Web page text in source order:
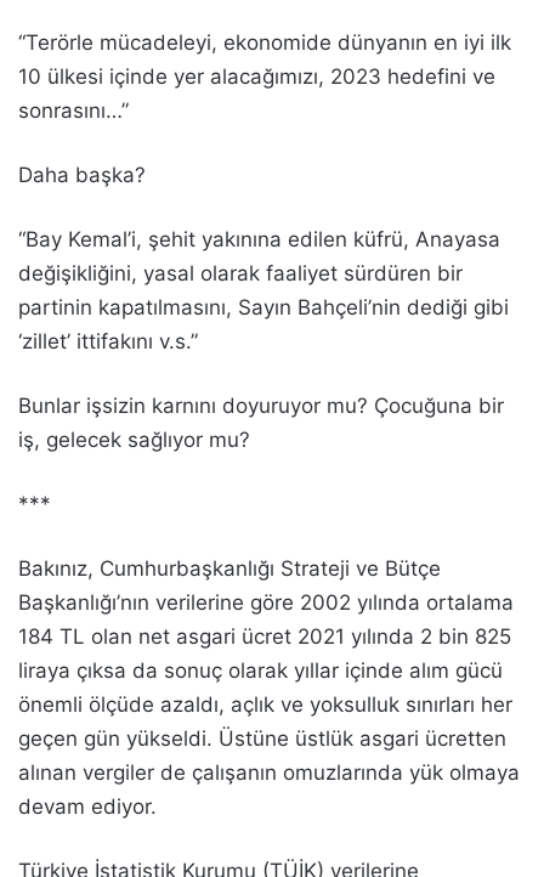
“Terörle mücadeleyi, ekonomide dünyanın en iyi ilk
10 ülkesi içinde yer alacağımızı, 2023 hedefini ve
sonrasını…”
Daha başka?
“Bay Kemal’i, şehit yakınına edilen küfrü, Anayasa
değişikliğini, yasal olarak faaliyet sürdüren bir
partinin kapatılmasını, Sayın Bahçeli’nin dediği gibi
‘zillet’ ittifakını v.s.”
Bunlar işsizin karnını doyuruyor mu? Çocuğuna bir
iş, gelecek sağlıyor mu?
***
Bakınız, Cumhurbaşkanlığı Strateji ve Bütçe
Başkanlığı’nın verilerine göre 2002 yılında ortalama
184 TL olan net asgari ücret 2021 yılında 2 bin 825
liraya çıksa da sonuç olarak yıllar içinde alım gücü
önemli ölçüde azaldı, açlık ve yoksulluk sınırları her
geçen gün yükseldi. Üstüne üstlük asgari ücretten
alınan vergiler de çalışanın omuzlarında yük olmaya
devam ediyor.
Türkiye İstatistik Kurumu (TÜİK) verilerine